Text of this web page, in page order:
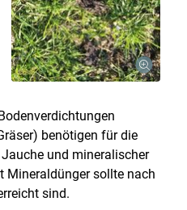
benötigen für die
und mineralischer
Mineraldünger sollte nach
sind.